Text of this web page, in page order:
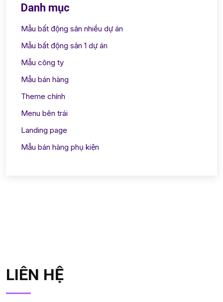
Danh mục
Mẫu bất động sản nhiều dự án
Mẫu bất động sản 1 dự án
Mẫu công ty
Mẫu bán hàng
Theme chính
Menu bên trái
Landing page
Mẫu bán hàng phụ kiện
LIÊN HỆ